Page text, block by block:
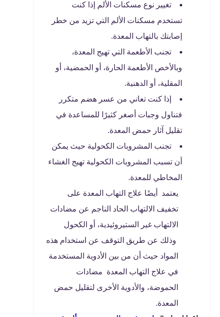
تغيير نوع مسكنات الألم إذا كنت
تستخدم مسكنات الألم التي تزيد من خطر
إصابتك بالتهاب المعدة.
تجنب الأطعمة التي تهيج المعدة،
وبالأخص الأطعمة الحارة، أو الحمضية، أو
المقلية، أو الدهنية.
إذا كنت تعاني من عسر هضم متكرر
فتناول وجبات أصغر كثيرًا للمساعدة في
تقليل آثار حمض المعدة.
تجنب المشروبات الكحولية حيث يمكن
أن تسبب المشروبات الكحولية تهيج الغشاء
المخاطي للمعدة.
يعتمد أيضًا علاج التهاب المعدة على
تخفيف الالتهاب الحاد الناجم عن مضادات
الالتهاب غير الستيروئيدية، أو الكحول
وذلك عن طريق التوقف عن استخدام هذه
المواد حيث أن من بين الأدوية المستخدمة
في علاج التهاب المعدة مضادات
الحموضة، والأدوية الأخرى لتقليل حمض
المعدة.